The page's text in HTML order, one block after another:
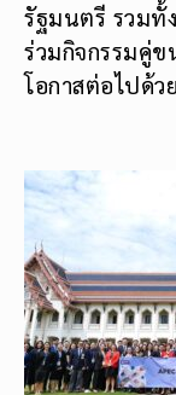
รัฐมนตรี รวมทั้
ร่วมกิจกรรมคู่
โอกาสต่อไปด้วย